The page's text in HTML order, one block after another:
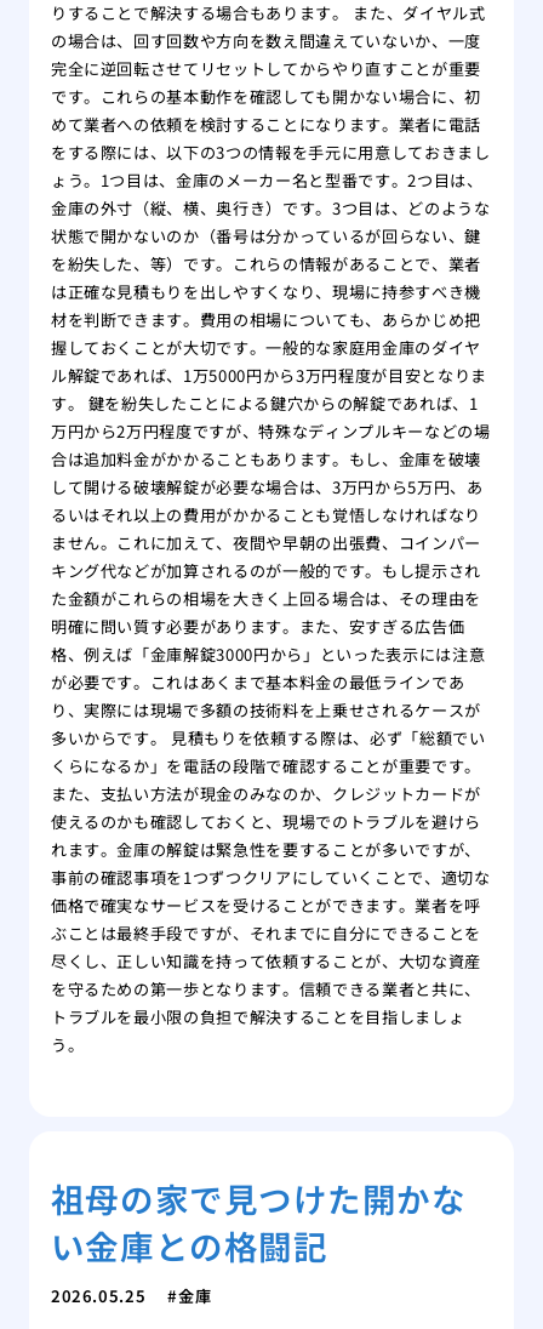
りすることで解決する場合もあります。 また、ダイヤル式
の場合は、回す回数や方向を数え間違えていないか、一度
完全に逆回転させてリセットしてからやり直すことが重要
です。これらの基本動作を確認しても開かない場合に、初
めて業者への依頼を検討することになります。業者に電話
をする際には、以下の3つの情報を手元に用意しておきまし
ょう。1つ目は、金庫のメーカー名と型番です。2つ目は、
金庫の外寸（縦、横、奥行き）です。3つ目は、どのような
状態で開かないのか（番号は分かっているが回らない、鍵
を紛失した、等）です。これらの情報があることで、業者
は正確な見積もりを出しやすくなり、現場に持参すべき機
材を判断できます。費用の相場についても、あらかじめ把
握しておくことが大切です。一般的な家庭用金庫のダイヤ
ル解錠であれば、1万5000円から3万円程度が目安となりま
す。 鍵を紛失したことによる鍵穴からの解錠であれば、1
万円から2万円程度ですが、特殊なディンプルキーなどの場
合は追加料金がかかることもあります。もし、金庫を破壊
して開ける破壊解錠が必要な場合は、3万円から5万円、あ
るいはそれ以上の費用がかかることも覚悟しなければなり
ません。これに加えて、夜間や早朝の出張費、コインパー
キング代などが加算されるのが一般的です。もし提示され
た金額がこれらの相場を大きく上回る場合は、その理由を
明確に問い質す必要があります。また、安すぎる広告価
格、例えば「金庫解錠3000円から」といった表示には注意
が必要です。これはあくまで基本料金の最低ラインであ
り、実際には現場で多額の技術料を上乗せされるケースが
多いからです。 見積もりを依頼する際は、必ず「総額でい
くらになるか」を電話の段階で確認することが重要です。
また、支払い方法が現金のみなのか、クレジットカードが
使えるのかも確認しておくと、現場でのトラブルを避けら
れます。金庫の解錠は緊急性を要することが多いですが、
事前の確認事項を1つずつクリアにしていくことで、適切な
価格で確実なサービスを受けることができます。業者を呼
ぶことは最終手段ですが、それまでに自分にできることを
尽くし、正しい知識を持って依頼することが、大切な資産
を守るための第一歩となります。信頼できる業者と共に、
トラブルを最小限の負担で解決することを目指しましょ
う。
祖母の家で見つけた開かな
い金庫との格闘記
2026.05.25 金庫